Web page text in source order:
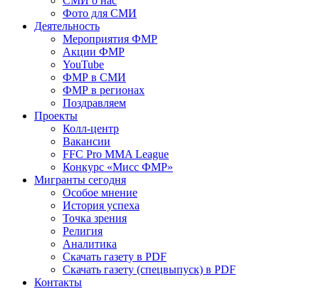
Фото для СМИ
Деятельность
Мероприятия ФМР
Акции ФМР
YouTube
ФМР в СМИ
ФМР в регионах
Поздравляем
Проекты
Колл-центр
Вакансии
FFC Pro MMA League
Конкурс «Мисс ФМР»
Мигранты сегодня
Особое мнение
История успеха
Точка зрения
Религия
Аналитика
Скачать газету в PDF
Скачать газету (спецвыпуск) в PDF
Контакты